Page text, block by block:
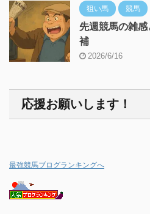
狙い馬 競馬
先週競馬の雑
補
2026/6/16
応援お願いします！
最強競馬ブログランキングへ